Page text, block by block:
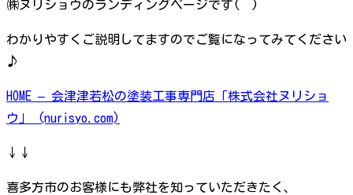
㈱ヌリショウのランディングページです(^^)
わかりやすくご説明してますのでご覧になってみてください
♪
HOME – 会津津若松の塗装工事専門店「株式会社ヌリショ
ウ」 (nurisyo.com)
↓↓
喜多方市のお客様にも弊社を知っていただきたく、